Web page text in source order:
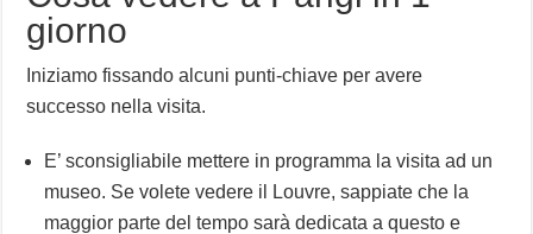
giorno
Iniziamo fissando alcuni punti-chiave per avere
successo nella visita.
E’ sconsigliabile mettere in programma la visita ad un
museo. Se volete vedere il Louvre, sappiate che la
maggior parte del tempo sarà dedicata a questo e